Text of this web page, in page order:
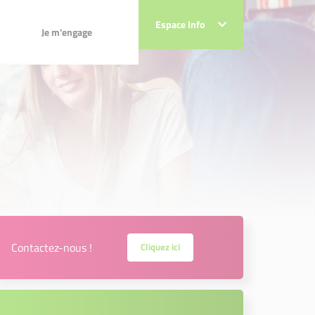
Je m'engage
Espace Info
Je m'engage Espace Info
Contactez-nous ! Cliquez ici